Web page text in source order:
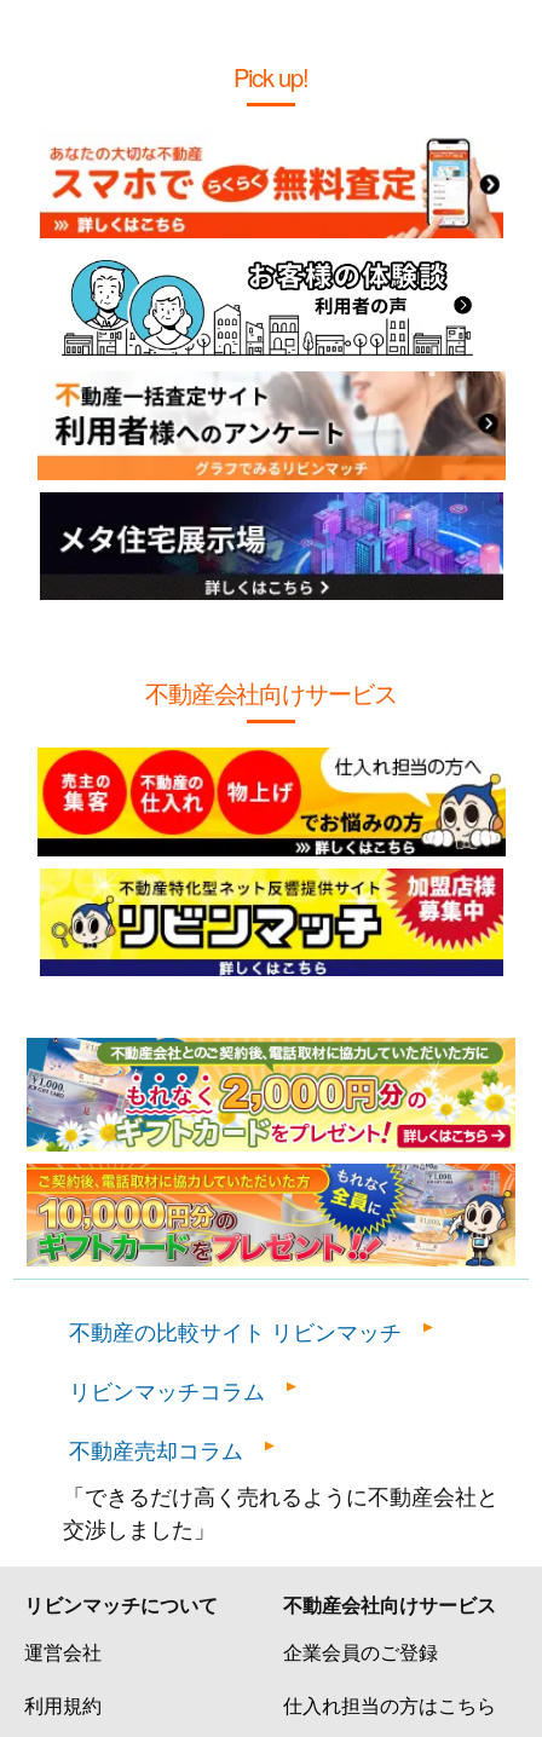
Pick up!
不動産会社向けサービス
不動産の比較サイト リビンマッチ
リビンマッチコラム
不動産売却コラム
「できるだけ高く売れるように不動産会社と
交渉しました」
リビンマッチについて
運営会社
利用規約
不動産会社向けサービス
企業会員のご登録
仕入れ担当の方はこちら